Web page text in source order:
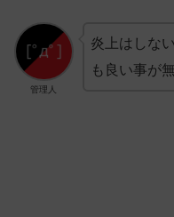
管理人
炎上はしな
も良い事が